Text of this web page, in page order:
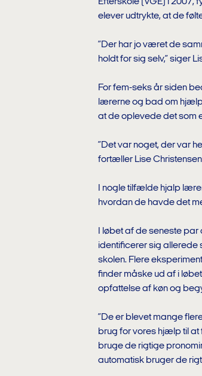
elever udtrykte, at de
”Der har jo været de
holdt for sig selv,” siger
For fem-seks år siden
lærerne og bad om
at de oplevede det som
”Det var noget, der var
fortæller Lise
I nogle tilfælde hjalp
hvordan de havde det
I løbet af de seneste
identificerer sig allerede
skolen. Flere
finder måske ud af i
opfattelse af køn og
”De er blevet mange
brug for vores hjælp til at
bruge de rigtige
automatisk bruger de